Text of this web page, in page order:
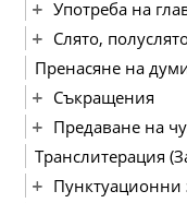
Употреба на
Слято,
Пренасяне на
Съкращения
Предаване на
Транслитерация
Пунктуационни